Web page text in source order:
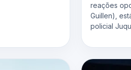
reações
Guillen),
policial